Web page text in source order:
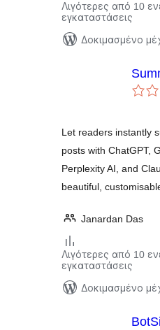
Λιγότερες από 10
εγκαταστάσεις
Δοκιμασμένο
Let readers instantly
posts with ChatGPT,
Perplexity AI, and
beautiful,
Janardan Das
Λιγότερες από 10
εγκαταστάσεις
Δοκιμασμένο